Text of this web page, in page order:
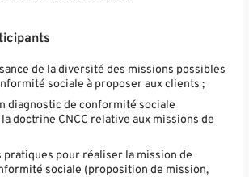
de la diversité des missions possibles
sociale à proposer aux clients ;
diagnostic de conformité sociale
doctrine CNCC relative aux missions de
pour réaliser la mission de
sociale (proposition de mission,